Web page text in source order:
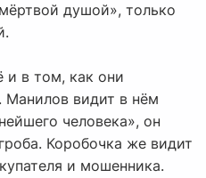
душой», только
в том, как они
Манилов видит в нём
человека», он
Коробочка же видит
и мошенника.